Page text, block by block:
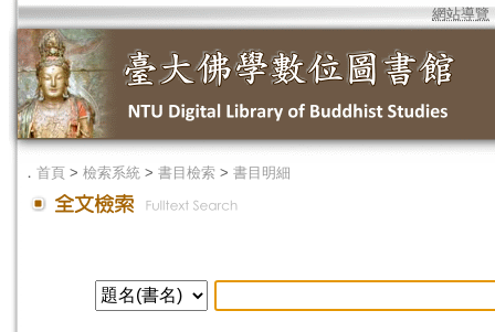
網站導覽
． 首頁 > 檢索系統 > 書目檢索 > 書目明細